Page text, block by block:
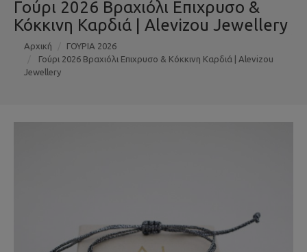
Γούρι 2026 Βραχιόλι Επιχρυσο &
Κόκκινη Καρδιά | Alevizou Jewellery
Αρχική
ΓΟΥΡΙΑ 2026
Γούρι 2026 Βραχιόλι Επιχρυσο & Κόκκινη Καρδιά | Alevizou
Jewellery